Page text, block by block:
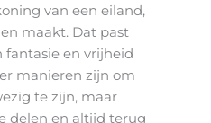
van een eiland,
maakt. Dat past
fantasie en vrijheid
manieren zijn om
te zijn, maar
delen en altijd terug